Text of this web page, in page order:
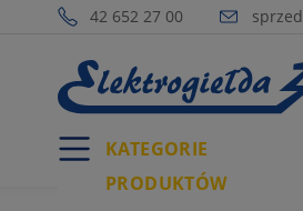
42 652 27 00
KATEGORIE
PRODUKTÓW